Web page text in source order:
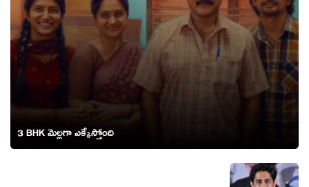
3 BHK మెల్లగా ఎక్కేస్తోంది